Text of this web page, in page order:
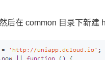
在 common 目录下新建